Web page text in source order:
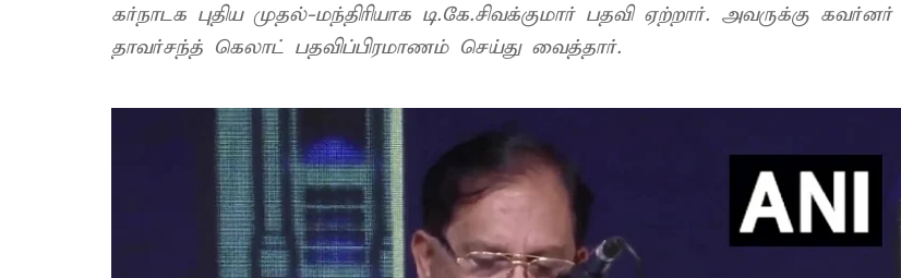
கர்நாடக புதிய முதல்-மந்திரியாக டி.கே.சிவக்குமார் பதவி ஏற்றார். அவருக்கு கவர்னர்
தாவர்சந்த் கெலாட் பதவிப்பிரமாணம் செய்து வைத்தார்.